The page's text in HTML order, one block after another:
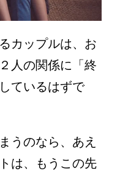
カップルは、お
人の関係に「終
ているはずで
うのなら、あえ
は、もうこの先